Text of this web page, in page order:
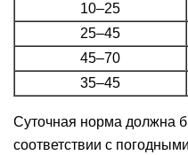
10–25
25–45
45–70
35–45
Суточная норма должна
соответствии с